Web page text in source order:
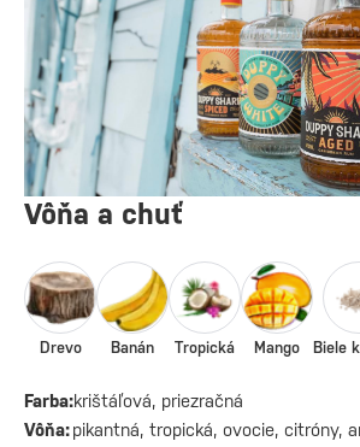
Vôňa a chuť
Farba:krištáľová, priezračná
Vôňa:pikantná, tropická, ovocie, citróny,
Drevo Banán Tropická Mango Biele